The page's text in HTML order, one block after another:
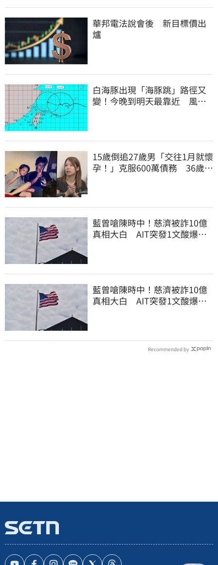
華邦電法說會後 新目標價出
爐
白海豚出現「海豚跳」路徑又
變！今晚到明天最靠近 風雨
15歲倒追27歲男「交往1月就懷
孕！」克服600萬債務 36歲美
藍曾嗆陳時中！慈濟被詐10億
真相大白 AIT突發1文酸爆…
藍曾嗆陳時中！慈濟被詐10億
真相大白 AIT突發1文酸爆…
Recommended by